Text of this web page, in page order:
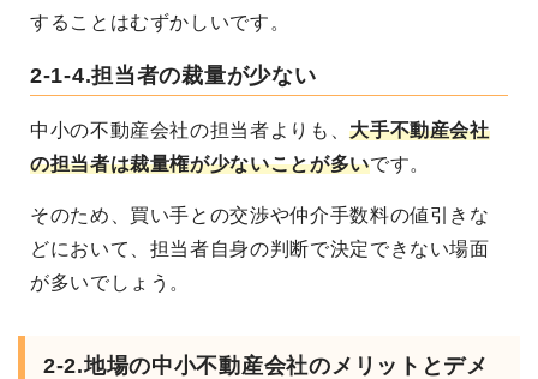
することはむずかしいです。
2-1-4.担当者の裁量が少ない
中小の不動産会社の担当者よりも、大手不動産会社
の担当者は裁量権が少ないことが多いです。
そのため、買い手との交渉や仲介手数料の値引きな
どにおいて、担当者自身の判断で決定できない場面
が多いでしょう。
2-2.地場の中小不動産会社のメリットとデメ